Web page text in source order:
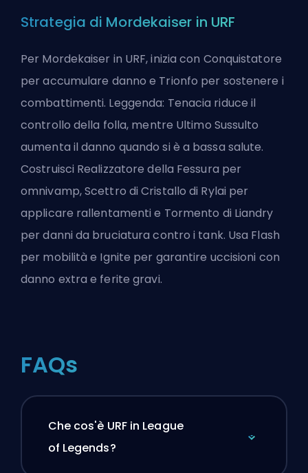
Strategia di Mordekaiser in URF
Per Mordekaiser in URF, inizia con Conquistatore
per accumulare danno e Trionfo per sostenere i
combattimenti. Leggenda: Tenacia riduce il
controllo della folla, mentre Ultimo Sussulto
aumenta il danno quando si è a bassa salute.
Costruisci Realizzatore della Fessura per
omnivamp, Scettro di Cristallo di Rylai per
applicare rallentamenti e Tormento di Liandry
per danni da bruciatura contro i tank. Usa Flash
per mobilità e Ignite per garantire uccisioni con
danno extra e ferite gravi.
FAQs
Che cos'è URF in League
of Legends?